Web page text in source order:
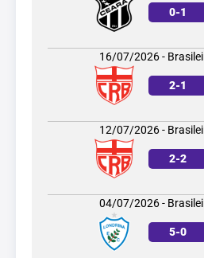
0-1
16/07/2026 -
2-1
12/07/2026 -
2-2
04/07/2026 -
5-0